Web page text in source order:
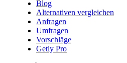
Blog
Alternativen vergleichen
Anfragen
Umfragen
Vorschläge
Getly Pro